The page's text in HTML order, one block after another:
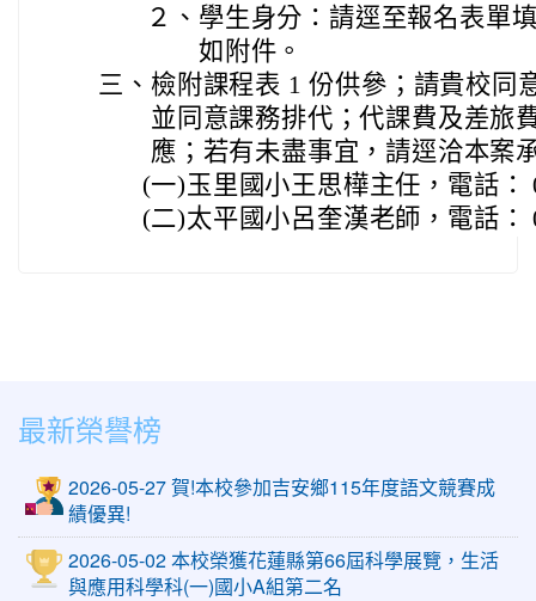
２、 學生身分：請逕至報名表單
如附件。
三、 檢附課程表 1 份供參；請貴校同
並同意課務排代；代課費及差旅
應；若有未盡事宜，請逕洽本案
(一)玉里國小王思樺主任，電話：
(二)太平國小呂奎漢老師，電話：
最新榮譽榜
2026-05-27 賀!本校參加吉安鄉115年度語文競賽成
績優異!
2026-05-02 本校榮獲花蓮縣第66屆科學展覽，生活
與應用科學科(一)國小A組第二名